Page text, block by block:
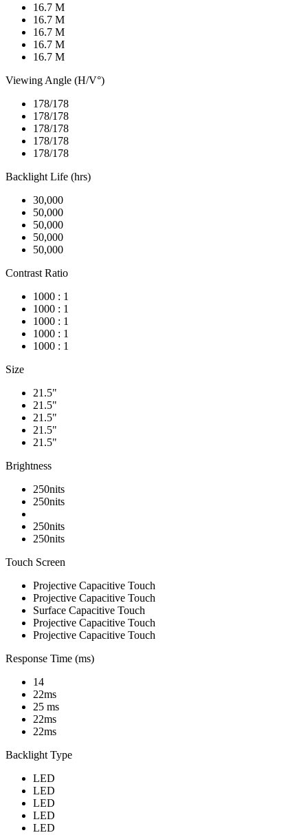
16.7 M
16.7 M
16.7 M
16.7 M
16.7 M
Viewing Angle (H/V°)
178/178
178/178
178/178
178/178
178/178
Backlight Life (hrs)
30,000
50,000
50,000
50,000
50,000
Contrast Ratio
1000 : 1
1000 : 1
1000 : 1
1000 : 1
1000 : 1
Size
21.5"
21.5"
21.5"
21.5"
21.5"
Brightness
250nits
250nits
250nits
250nits
Touch Screen
Projective Capacitive Touch
Projective Capacitive Touch
Surface Capacitive Touch
Projective Capacitive Touch
Projective Capacitive Touch
Response Time (ms)
14
22ms
25 ms
22ms
22ms
Backlight Type
LED
LED
LED
LED
LED